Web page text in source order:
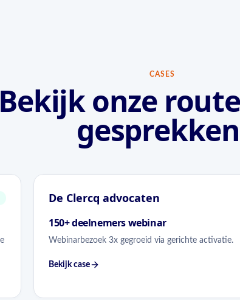
CASES
Bekijk onze
De Clercq advocaten
150+ deelnemers webinar
Webinarbezoek 3x gegroeid via gerichte activatie.
Bekijk case